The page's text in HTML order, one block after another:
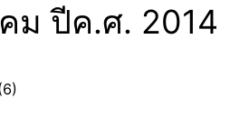
ม ปีค.ศ. 2014